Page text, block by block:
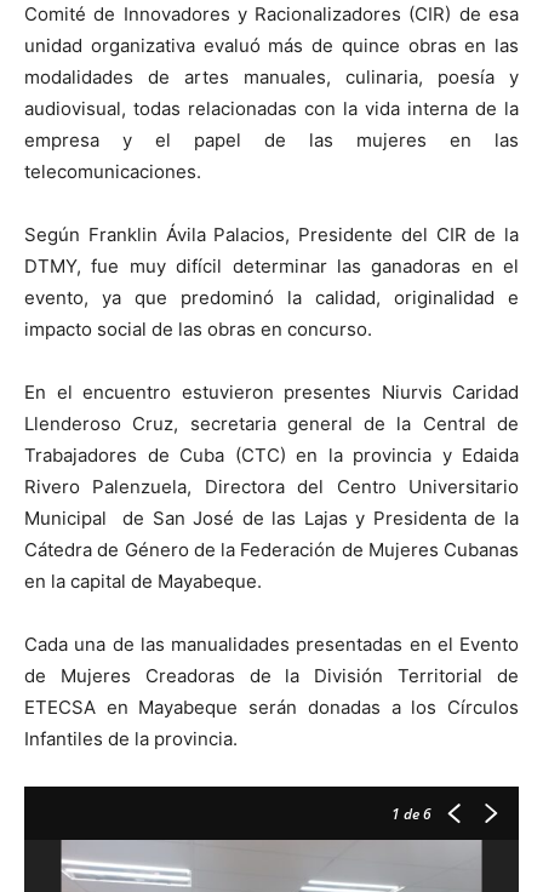
Comité de Innovadores y Racionalizadores (CIR) de esa
unidad organizativa evaluó más de quince obras en las
modalidades de artes manuales, culinaria, poesía y
audiovisual, todas relacionadas con la vida interna de la
empresa y el papel de las mujeres en las
telecomunicaciones.
Según Franklin Ávila Palacios, Presidente del CIR de la
DTMY, fue muy difícil determinar las ganadoras en el
evento, ya que predominó la calidad, originalidad e
impacto social de las obras en concurso.
En el encuentro estuvieron presentes Niurvis Caridad
Llenderoso Cruz, secretaria general de la Central de
Trabajadores de Cuba (CTC) en la provincia y Edaida
Rivero Palenzuela, Directora del Centro Universitario
Municipal de San José de las Lajas y Presidenta de la
Cátedra de Género de la Federación de Mujeres Cubanas
en la capital de Mayabeque.
Cada una de las manualidades presentadas en el Evento
de Mujeres Creadoras de la División Territorial de
ETECSA en Mayabeque serán donadas a los Círculos
Infantiles de la provincia.
1 de 6